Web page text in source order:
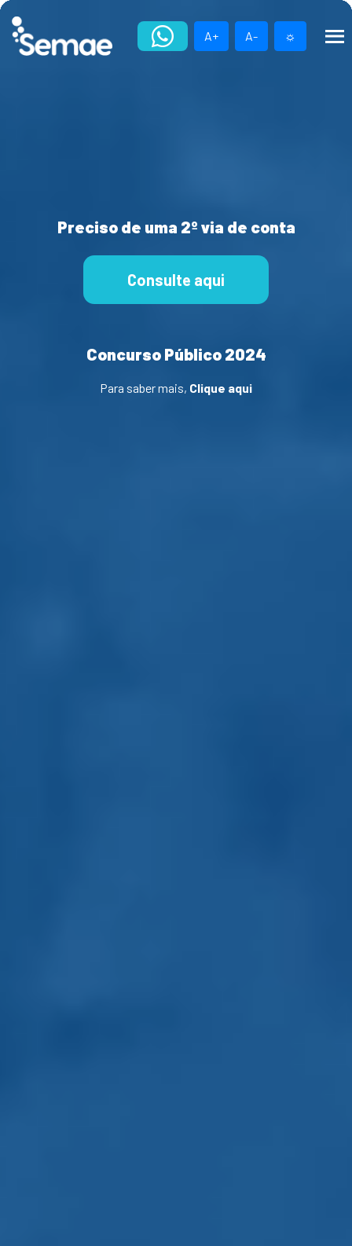
Skip
content
A+ A- ☼
Preciso de uma 2º via de conta
Consulte aqui
Concurso Público 2024
Para saber mais, Clique aqui